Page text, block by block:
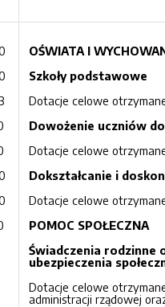
OŚWIATA I
Szkoły podstawowe
Dotacje celowe
Dowożenie uczniów do
Dotacje celowe
Dokształcanie i
Dotacje celowe
POMOC SPOŁECZNA
Świadczenia rodzinne
ubezpieczenia
Dotacje celowe
administracji rządowej